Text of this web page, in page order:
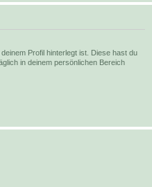
Profil hinterlegt ist. Diese hast du
in deinem persönlichen Bereich